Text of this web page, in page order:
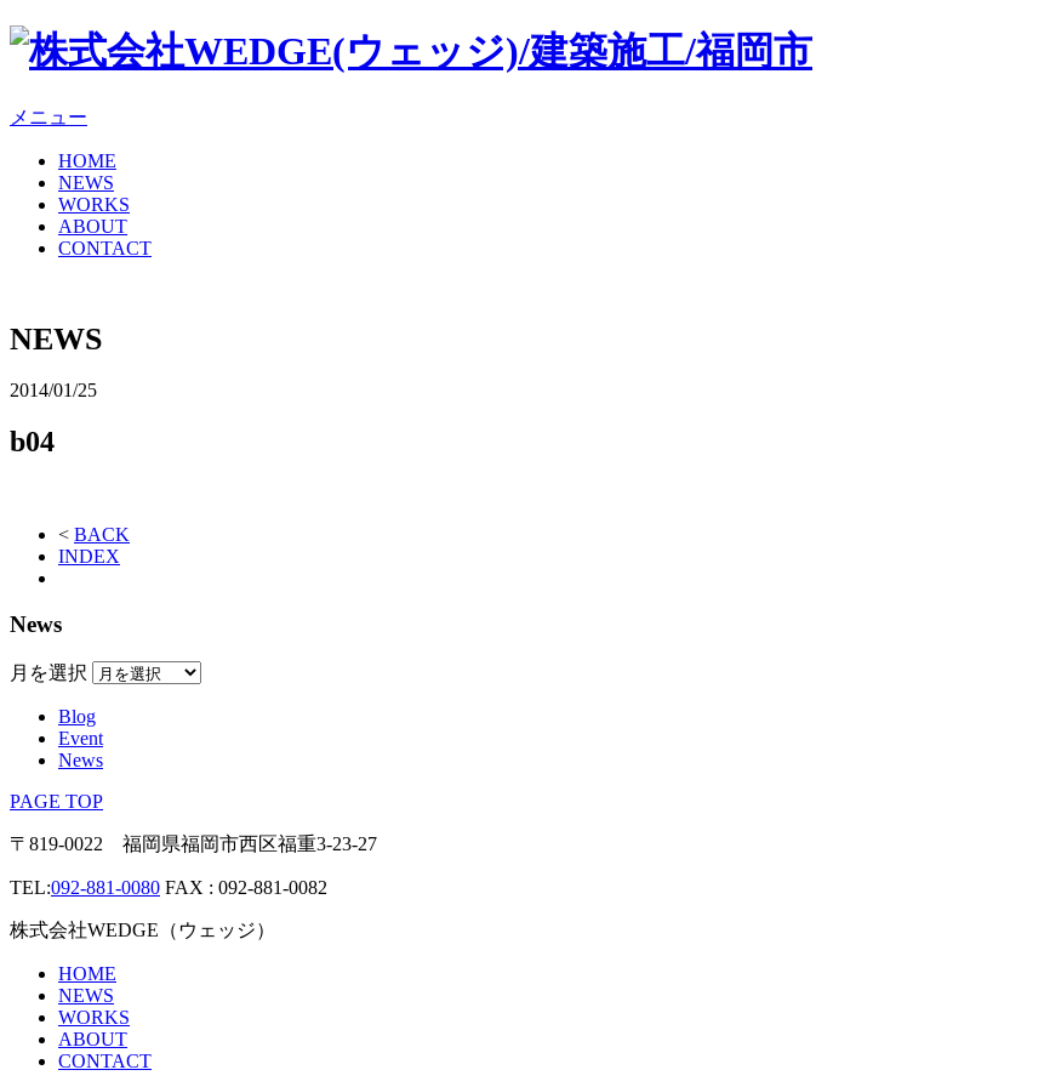
メニュー
HOME
NEWS
WORKS
ABOUT
CONTACT
NEWS
2014/01/25
b04
< BACK
INDEX
News
月を選択
Blog
Event
News
PAGE TOP
〒819-0022 福岡県福岡市西区福重3-23-27
TEL:092-881-0080 FAX : 092-881-0082
株式会社WEDGE（ウェッジ）
HOME
NEWS
WORKS
ABOUT
CONTACT